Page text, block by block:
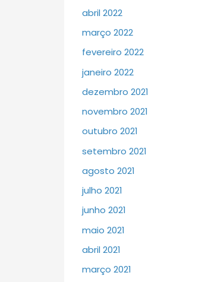
abril 2022
março 2022
fevereiro 2022
janeiro 2022
dezembro 2021
novembro 2021
outubro 2021
setembro 2021
agosto 2021
julho 2021
junho 2021
maio 2021
abril 2021
março 2021